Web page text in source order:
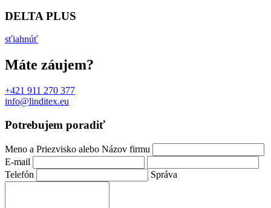
DELTA PLUS
sťiahnúť
Máte záujem?
+421 911 270 377
info@linditex.eu
Potrebujem poradiť
Meno a Priezvisko alebo Názov firmu
E-mail
Telefón
Správa